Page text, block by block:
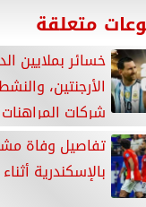
متعلقة
خسائر بملايين
الأرجنتين،
شركات
تفاصيل وفاة
بالإسكندرية